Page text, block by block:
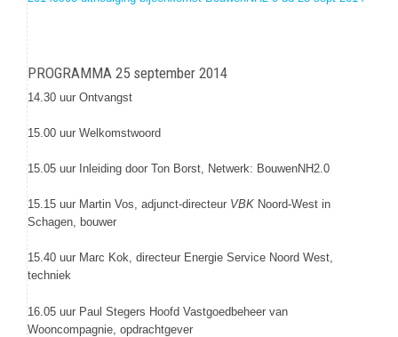
PROGRAMMA 25 september 2014
14.30 uur Ontvangst
15.00 uur Welkomstwoord
15.05 uur Inleiding door Ton Borst, Netwerk: BouwenNH2.0
15.15 uur Martin Vos, adjunct-directeur VBK Noord-West in
Schagen, bouwer
15.40 uur Marc Kok, directeur Energie Service Noord West,
techniek
16.05 uur Paul Stegers Hoofd Vastgoedbeheer van
Wooncompagnie, opdrachtgever